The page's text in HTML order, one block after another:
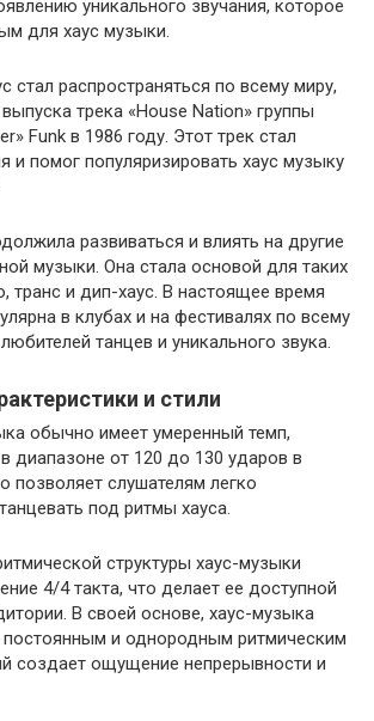
уникального звучания, которое
для хаус музыки.
стал распространяться по всему миру,
трека «House Nation» группы
Funk в 1986 году. Этот трек стал
и помог популяризировать хаус музыку
развиваться и влиять на другие
музыки. Она стала основой для таких
транс и дип-хаус. В настоящее время
в клубах и на фестивалях по всему
танцев и уникального звука.
и стили
обычно имеет умеренный темп,
диапазоне от 120 до 130 ударов в
позволяет слушателям легко
под ритмы хауса.
структуры хаус-музыки
4/4 такта, что делает ее доступной
В своей основе, хаус-музыка
постоянным и однородным ритмическим
создает ощущение непрерывности и